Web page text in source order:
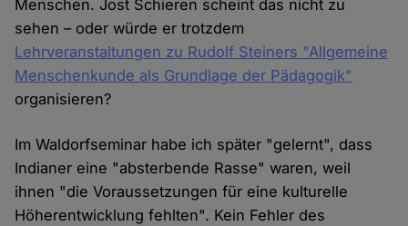
Menschen. Jost Schieren scheint das nicht zu
sehen – oder würde er trotzdem
Lehrveranstaltungen zu Rudolf Steiners "Allgemeine
Menschenkunde als Grundlage der Pädagogik"
organisieren?
Im Waldorfseminar habe ich später "gelernt", dass
Indianer eine "absterbende Rasse" waren, weil
ihnen "die Voraussetzungen für eine kulturelle
Höherentwicklung fehlten". Kein Fehler des